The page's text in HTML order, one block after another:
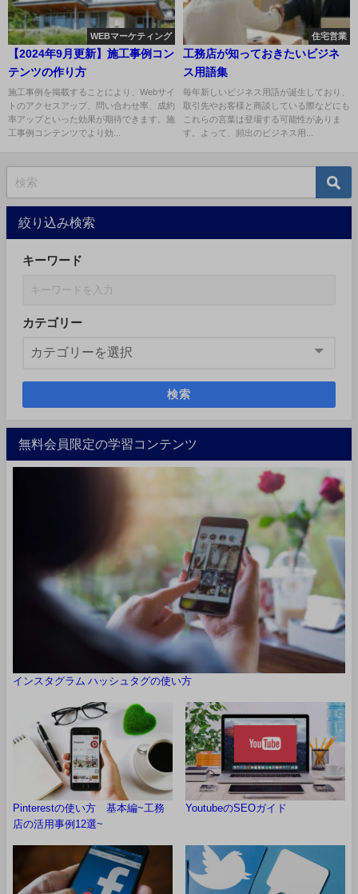
WEBマーケティング
【2024年9月更新】施工事例コン
テンツの作り方
施工事例を掲載することにより、Webサイ
トのアクセスアップ、問い合わせ率、成約
率アップといった効果が期待できます。施
工事例コンテンツでより効...
住宅営業
工務店が知っておきたいビジネ
ス用語集
毎年新しいビジネス用語が誕生しており、
取引先やお客様と商談している際などにも
これらの言葉は登場する可能性がありま
す。よって、頻出のビジネス用...
絞り込み検索
キーワード
カテゴリー
検索
無料会員限定の学習コンテンツ
インスタグラム ハッシュタグの使い方
Pinterestの使い方 基本編~工務
店の活用事例12選~
YoutubeのSEOガイド